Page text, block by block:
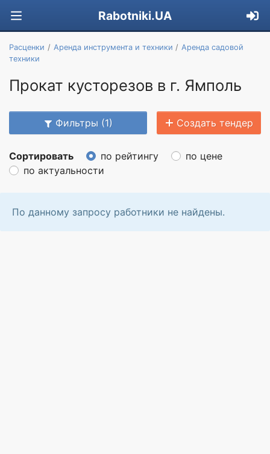
Rabotniki.UA
Расценки Аренда инструмента и техники
Аренда садовой
техники
Прокат кусторезов в г. Ямполь
Фильтры (1) Создать тендер
Сортировать по рейтингу
по цене
по актуальности
По данному запросу работники не найдены.